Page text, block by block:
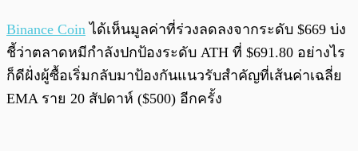
Binance Coin ได้เห็นมูลค่าที่ร่วงลดลงจากระดับ $669 บ่ง
ชี้ว่าตลาดหมีกำลังปกป้องระดับ ATH ที่ $691.80 อย่างไร
ก็ดีฝั่งผู้ซื้อเริ่มกลับมาป้องกันแนวรับสำคัญที่เส้นค่าเฉลี่ย
EMA ราย 20 สัปดาห์ ($500) อีกครั้ง